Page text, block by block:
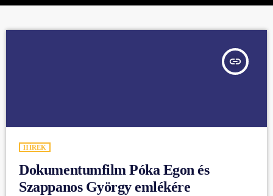
insert_link
HÍREK
Dokumentumfilm Póka Egon és
Szappanos György emlékére